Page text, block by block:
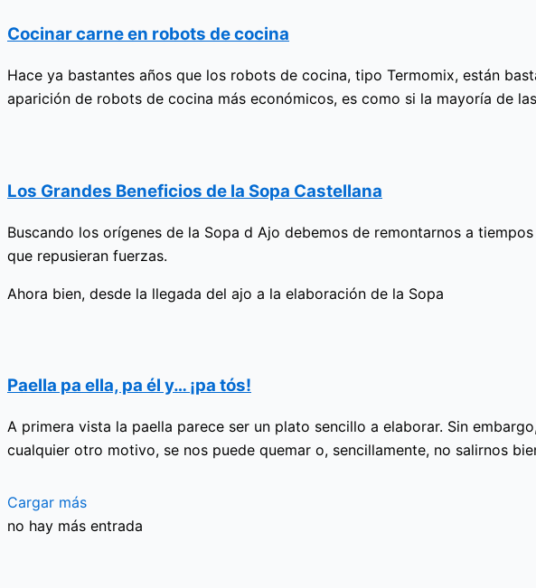
Cocinar carne en robots de cocina
Hace ya bastantes años que los robots de cocina, tipo Termomix, están
aparición de robots de cocina más económicos, es como si la mayoría de
Los Grandes Beneficios de la Sopa Castellana
Buscando los orígenes de la Sopa d Ajo debemos de remontarnos a
que repusieran fuerzas.
Ahora bien, desde la llegada del ajo a la elaboración de la Sopa
Paella pa ella, pa él y… ¡pa tós!
A primera vista la paella parece ser un plato sencillo a elaborar. Sin
cualquier otro motivo, se nos puede quemar o, sencillamente, no salirnos
Cargar más
no hay más entrada